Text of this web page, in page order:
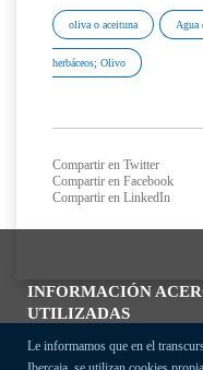
INFORMACIÓN
UTILIZADAS
Le informamos que en el
oliva o aceituna Agua
herbáceos; Olivo
Compartir en Twitter
Compartir en Facebook
Compartir en LinkedIn